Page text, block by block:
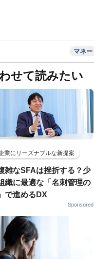
マネー
せて読みたい
業にリーズナブルな新提案
雑なSFAは挫折する？少
織に最適な「名刺管理の
で進めるDX
Sponsored